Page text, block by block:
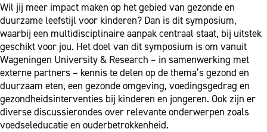
Wil jij meer impact maken op het gebied van gezonde en
duurzame leefstijl voor kinderen? Dan is dit symposium,
waarbij een multidisciplinaire aanpak centraal staat, bij uitstek
geschikt voor jou. Het doel van dit symposium is om vanuit
Wageningen University & Research – in samenwerking met
externe partners – kennis te delen op de thema’s gezond en
duurzaam eten, een gezonde omgeving, voedingsgedrag en
gezondheidsinterventies bij kinderen en jongeren. Ook zijn er
diverse discussierondes over relevante onderwerpen zoals
voedseleducatie en ouderbetrokkenheid.